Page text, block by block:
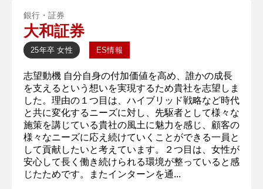
銀行・証券
大和証券
25年卒 女性 ES情報
志望動機 自分自身の付加価値を高め、誰かの成長
を支えるという想いを実現するため貴社を志望しま
した。理由の１つ目は、ハイブリッド戦略など時代
と共に変化するニーズに対し、先駆者として様々な
施策を講じている貴社の風土に魅力を感じ、顧客の
様々なニーズに応え続けていくことができる一員と
して貢献したいと考えています。２つ目は、女性が
安心して長く働き続けられる環境が整っていると感
じたためです。またインターンを通...